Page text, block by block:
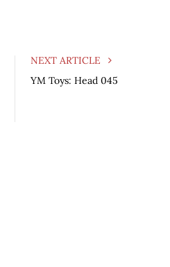
NEXT ARTICLE
YM Toys: Head 045